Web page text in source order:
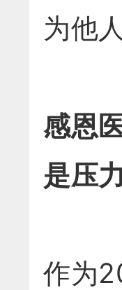
为他
感恩
是压
作为